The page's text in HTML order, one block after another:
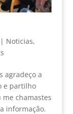
| Noticias,
agradeço a
e partilho
me chamastes
informação.